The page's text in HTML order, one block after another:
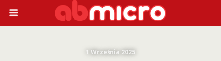
1 Września 2025